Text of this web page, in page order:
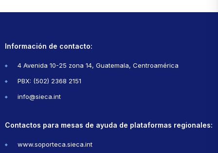
Información de contacto:
4 Avenida 10-25 zona 14, Guatemala, Centroamérica
PBX: (502) 2368 2151
info@sieca.int
Contactos para mesas de ayuda de plataformas regionales:
www.soporteca.sieca.int